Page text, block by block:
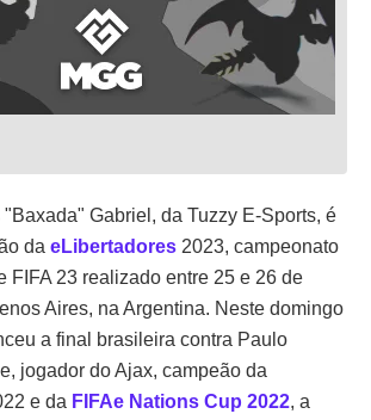
Gabriel, da Tuzzy E-Sports, é
da eLibertadores 2023, campeonato
FIFA 23 realizado entre 25 e 26 de
Aires, na Argentina. Neste domingo
a final brasileira contra Paulo
jogador do Ajax, campeão da
e da FIFAe Nations Cup 2022, a